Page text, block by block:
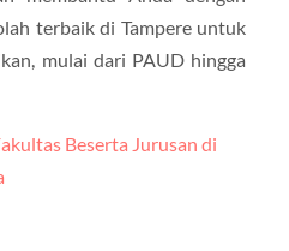
terbaik di Tampere untuk
mulai dari PAUD hingga
Beserta Jurusan di